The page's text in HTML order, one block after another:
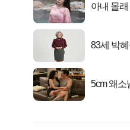
아내 몰
83세 박혜
5cm 왜소